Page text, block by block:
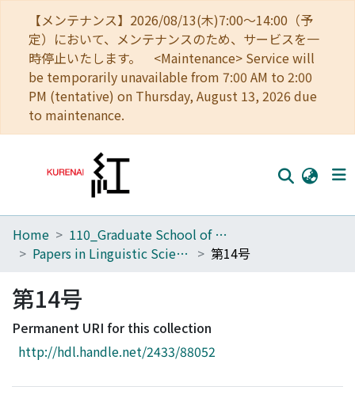
【メンテナンス】2026/08/13(木)7:00～14:00（予
定）において、メンテナンスのため、サービスを一
時停止いたします。 <Maintenance> Service will
be temporarily unavailable from 7:00 AM to 2:00
PM (tentative) on Thursday, August 13, 2026 due
to maintenance.
Home
Browse
Download Ranking
Access Statistics
Home
110_Graduate School of Human and Environmental Studies
Papers in Linguistic Science
第14号
第14号
Permanent URI for this collection
http://hdl.handle.net/2433/88052